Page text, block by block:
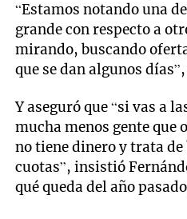
“Estamos notando una
grande con respecto a
mirando, buscando
que se dan algunos
Y aseguró que “si vas a
mucha menos gente que
no tiene dinero y trata
cuotas”, insistió
qué queda del año